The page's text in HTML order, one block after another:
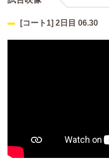
[コート1] 2日目 06.30